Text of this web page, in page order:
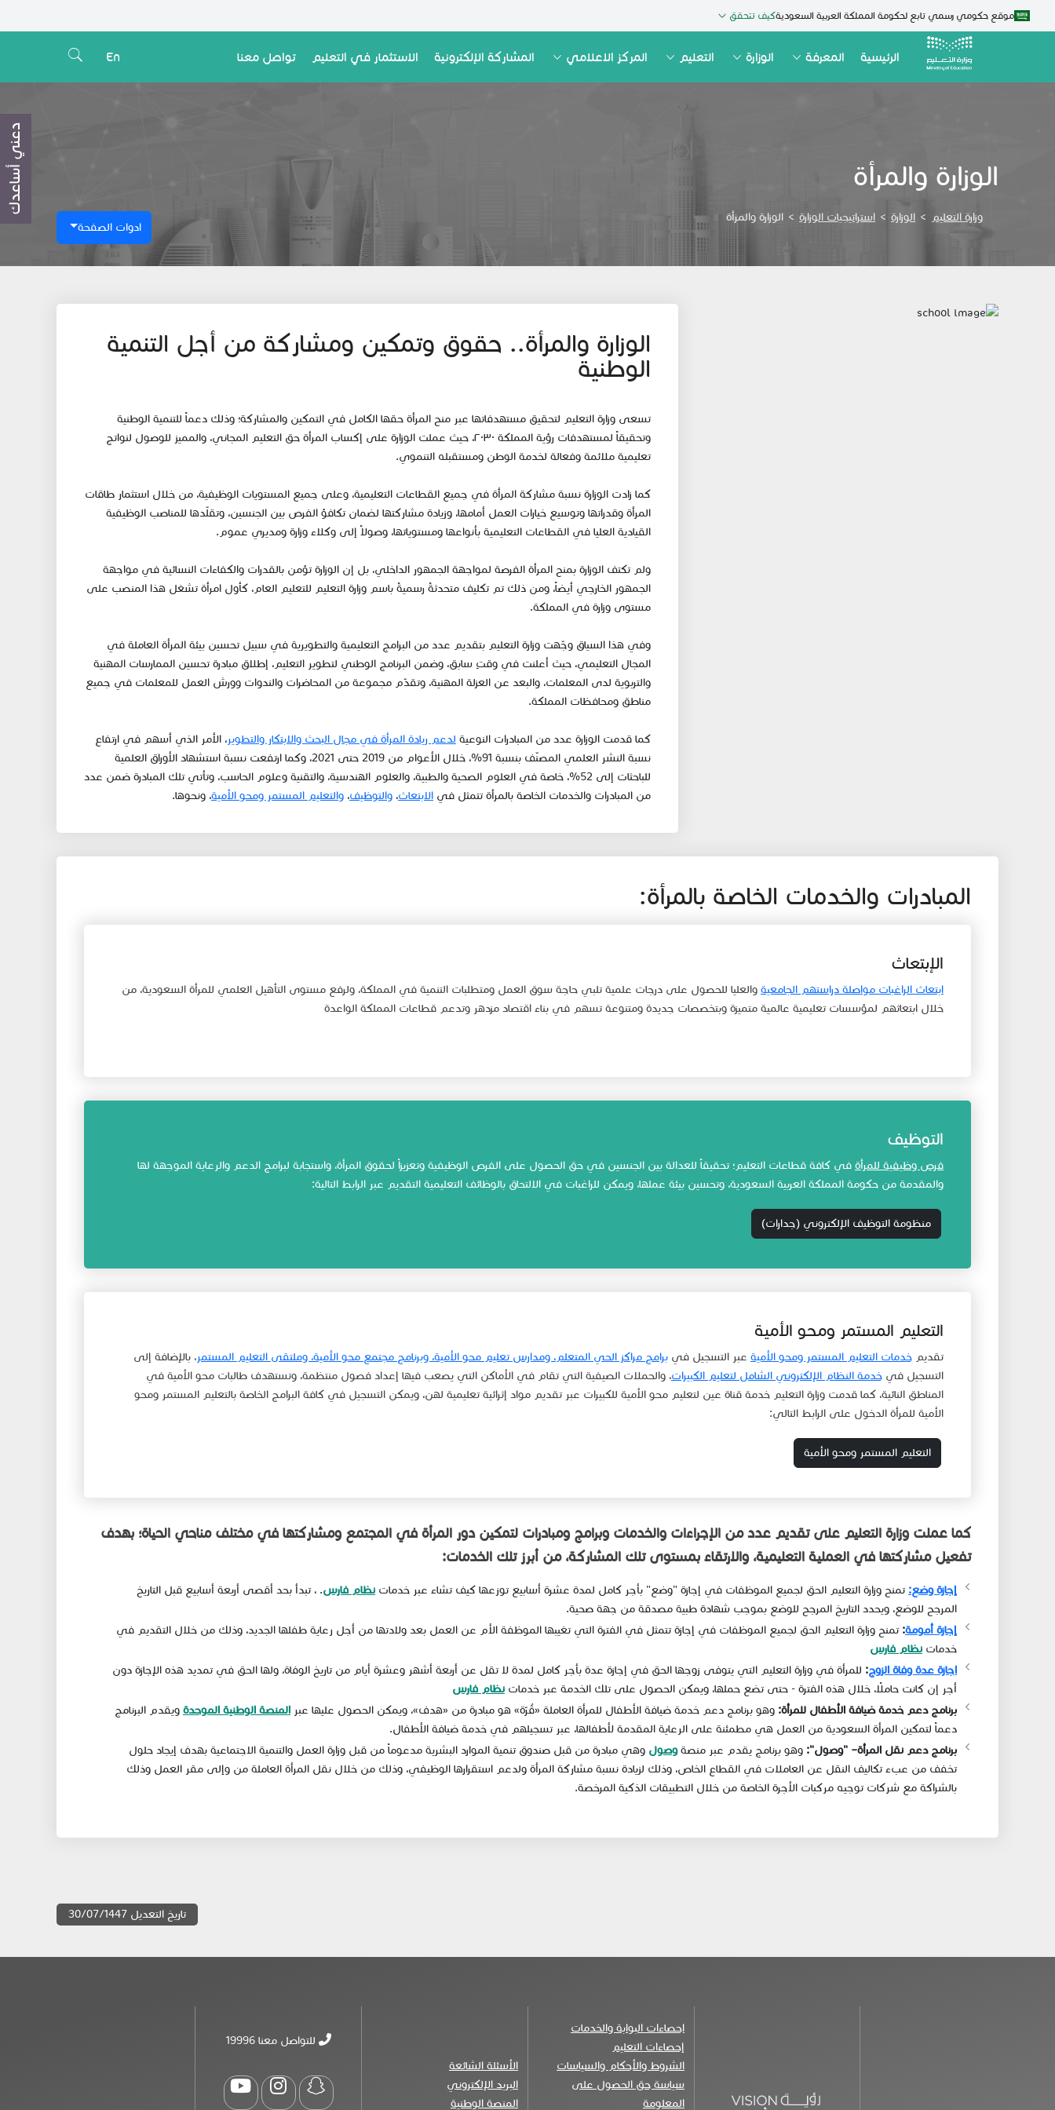
موقع حكومي رسمي تابع لحكومة المملكة العربية السعوديةكيف تتحقق
الرئيسية المعرفة الوزارة التعليم المركز الاعلامي المشاركة الإلكترونية الاستثمار في التعليم تواصل معنا En
الوزارة والمرأة
وزارة التعليم > الوزارة > استراتيجيات الوزارة > الوزارة والمرأة
ادوات الصفحة
الوزارة والمرأة.. حقوق وتمكين ومشاركة من أجل التنمية
الوطنية
تسعى وزارة التعليم لتحقيق مستهدفاتها عبر منح المرأة حقها الكامل في التمكين والمشاركة؛ وذلك دعماً للتنمية الوطنية
وتحقيقاً لمستهدفات رؤية المملكة ٢٠٣٠، حيث عملت الوزارة على إكساب المرأة حق التعليم المجاني، والمميز للوصول لنواتج
تعليمية ملائمة وفعالة لخدمة الوطن ومستقبله التنموي.
كما زادت الوزارة نسبة مشاركة المرأة في جميع القطاعات التعليمية، وعلى جميع المستويات الوظيفية، من خلال استثمار طاقات
المرأة وقدراتها وتوسيع خيارات العمل أمامها، وزيادة مشاركتها لضمان تكافؤ الفرص بين الجنسين، وتقلّدها للمناصب الوظيفية
القيادية العليا في القطاعات التعليمية بأنواعها ومستوياتها، وصولاً إلى وكلاء وزارة ومديري عموم.
ولم تكتف الوزارة بمنح المرأة الفرصة لمواجهة الجمهور الداخلي، بل إن الوزارة تؤمن بالقدرات والكفاءات النسائية في مواجهة
الجمهور الخارجي أيضاً، ومن ذلك تم تكليف متحدثةً رسميةً باسم وزارة التعليم للتعليم العام، كأول امرأة تشغل هذا المنصب على
مستوى وزارة في المملكة.
وفي هذا السياق وجّهت وزارة التعليم بتقديم عدد من البرامج التعليمية والتطويرية في سبيل تحسين بيئة المرأة العاملة في
المجال التعليمي، حيث أعلنت في وقتٍ سابق، وضمن البرنامج الوطني لتطوير التعليم، إطلاق مبادرة تحسين الممارسات المهنية
والتربوية لدى المعلمات، والبعد عن العزلة المهنية، وتقدّم مجموعة من المحاضرات والندوات وورش العمل للمعلمات في جميع
مناطق ومحافظات المملكة.
كما قدمت الوزارة عدد من المبادرات ال​نوعية لدعم ريادة المرأة في مجال البحث والابتكار والتطوير، الأمر الذي أسهم في ارتفاع
نسبة النشر العلمي المصنّف بنسبة 91%، خلال الأعوام من 2019 حتى 2021، وكما ارتفعت نسبة استشهاد الأوراق العلمية
للباحثات إلى 52%، خاصة في العلوم الصحية والطبية، والعلوم الهندسية، والتقنية وعلوم الحاسب، وتأتي تلك المبادرة ضمن عدد
من المبادرات والخدمات الخاصة بالمرأة تتمثل في الابتعاث، والتوظيف، والتعليم المستمر ومحو الأمية، ونحوها.​
المبادرات والخدمات الخاصة بالمرأة:
الإبتعاث
ابتعاث الراغبات مواصلة دراستهم الجامعية والعليا للحصول على درجات علمية تلبي حاجة سوق العمل ومتطلبات التنمية في المملكة، ولرفع مستوى التأهيل العلمي للمرأة السعودية، من
خلال ابتعاثهم لمؤسسات تعليمية عالمية متميزة وبتخصصات جديدة ومتنوعة تسهم في بناء اقتصاد مزدهر وتدعم قطاعات المملكة الواعدة​
التوظيف
فرص وظيفية للمرأة في كافة قطاعات التعليم؛ تحقيقاً للعدالة بين الجنسين في حق الحصول على الفرص الوظيفية وتعزيزاً لحقوق المرأة، واستجابة لبرامج الدعم والرعاية الموجهة لها
والمقدمة من حكومة المملكة العربية السعودية، وتحسين بيئة عملها، ويمكن للراغبات في الالتحاق بالوظائف التعليمية التقديم عبر الرابط التالية:
منظومة التوظيف الإلكتروني (جدارات​)
التعليم المستمر ومحو الأمية
تقديم خدمات التعليم المستمر ومحو الأمية عبر التسجيل في برامج مراكز الحي المتعلم، ومدارس تعليم محو الأمية، وبرنامج مجتمع محو الأمية، وملتقى التعليم المستمر، بالإضافة إلى
التسجيل في خدمة النظام الإلكتروني الشامل لتعليم الكبيرات​، والحملات الصيفية التي تقام في الأماكن التي يصعب فيها إعداد فصول منتظمة، وتستهدف طالبات محو الأمية في
المناطق النائية، كما قدمت وزارة التعليم خدمة قناة عين لتعليم محو الأمية للكبيرات عبر تقديم مواد إثرائية تعليمية لهن، ويمكن التسجيل في كافة البرامج الخاصة بالتعليم المستمر ومحو
الأمية للمرأة الدخول على الرابط التالي:
التعليم المستمر ومحو الأمية
​كما عملت وزارة التعليم على تقديم عدد من الإجراءات والخدمات وبرامج ومبادرات لتمكين دور المرأة في المجتمع ومشاركتها في مختلف مناحي الحياة؛ بهدف
تفعيل مشاركتها في العملية التعليمية، والارتقاء بمستوى تلك المشاركة، من أبرز تلك الخدمات:
إجازة وضع: تمنح وزارة التعليم الحق لجميع الموظفات في إجازة "وضع" بأجر كامل لمدة عشرة أسابيع توزعها كيف تشاء عبر خدمات نظام فارس. ، تبدأ بحد أقصى أربعة أسابيع قبل التاريخ
المرجح للوضع، ويحدد التاريخ المرجح للوضع بموجب شهادة ط​بية مصدقة من جهة صحية.
إجازة أمومة​: تمنح وزارة ال​تعليم الحق لجميع الموظفات في إجازة تتمثل في الفترة التي تغيبها الموظفة الأم عن العمل بعد ولادتها من أجل رعاية طفلها الجديد، وذلك من خلال التقديم في
خدمات نظام فارس
اجازة عدة وفاة الزوج: للمرأة في وزارة التعليم التي يتوفى زوجها الحق في إجازة عدة بأجر كامل لمدة لا تقل عن أربعة أشهر وعشرة أيام من تاريخ الوفاة، ولها الحق في تمديد هذه الإجازة دون
أجر إن كانت حاملًا، خلال هذه الفترة - حتى تضع حملها، ويمكن الحصول على تلك الخدمة عبر خدمات نظام فارس
برنامج دعم خدمة ضيافة الأطفال للمرأة: وهو برنامج ​دعم خدمة ضيافة الأطفال للمرأة العاملة «قُرّة» هو مبادرة من «هدف»، ويمكن الحصول عليها عبر المنصة الوطنية الموحدة ويقدم البرنامج
دعماً لتمكين المرأة السعودية من العمل هي مطمئنة على الرعاية المقدمة لأطفالها، عبر تسجيلهم في خدمة ضيافة الأطفال.
برنامج دعم نقل المرأة– "وصول": وهو برنامج يقدم عبر منصةوصول وهي مبادرة من قبل صندوق تنمية الموارد البشرية مدعوماً من قبل وزارة العمل والتنمية الاجتماعية بهدف إيجاد حلول
تخفف من عبء تكاليف النقل عن العاملات في القطاع الخاص، وذلك لزيادة نسبة مشاركة المرأة ولدعم استقرارها الوظيفي، وذلك من خلال نقل المرأة العاملة من وإلى مقر العمل وذلك
بالشراكة مع شركات توجيه مركبات الأجرة الخاصة من خلال التطبيقات الذكية المرخصة.
تاريخ التعديل 30/07/1447
احصاءات البوابة والخدمات
إحصاءات التعليم
الشروط والأحكام والسياسات
سياسة حق الحصول على
المعلومة
الأسئلة الشائعة
البريد الإلكتروني
المنصة الوطنية
للتواصل معنا 19996
دعني أساعدك